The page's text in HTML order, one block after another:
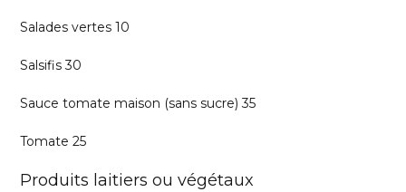
Salades vertes 10
Salsifis 30
Sauce tomate maison (sans sucre) 35
Tomate 25
Produits laitiers ou végétaux